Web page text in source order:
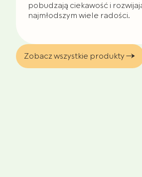
pobudzają ciekawość i
najmłodszym wiele radości.
Zobacz wszystkie produkty